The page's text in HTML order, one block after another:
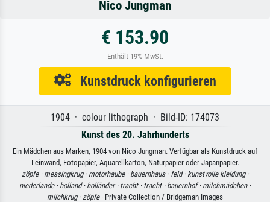
Nico Jungman
€ 153.90
Enthält 19% MwSt.
Kunstdruck konfigurieren
1904 · colour lithograph · Bild-ID: 174073
Kunst des 20. Jahrhunderts
Ein Mädchen aus Marken, 1904 von Nico Jungman. Verfügbar als Kunstdruck auf
Leinwand, Fotopapier, Aquarellkarton, Naturpapier oder Japanpapier.
zöpfe · messingkrug · motorhaube · bauernhaus · feld · kunstvolle kleidung ·
niederlande · holland · holländer · tracht · tracht · bauernhof · milchmädchen ·
milchkrug · zöpfe· Private Collection / Bridgeman Images